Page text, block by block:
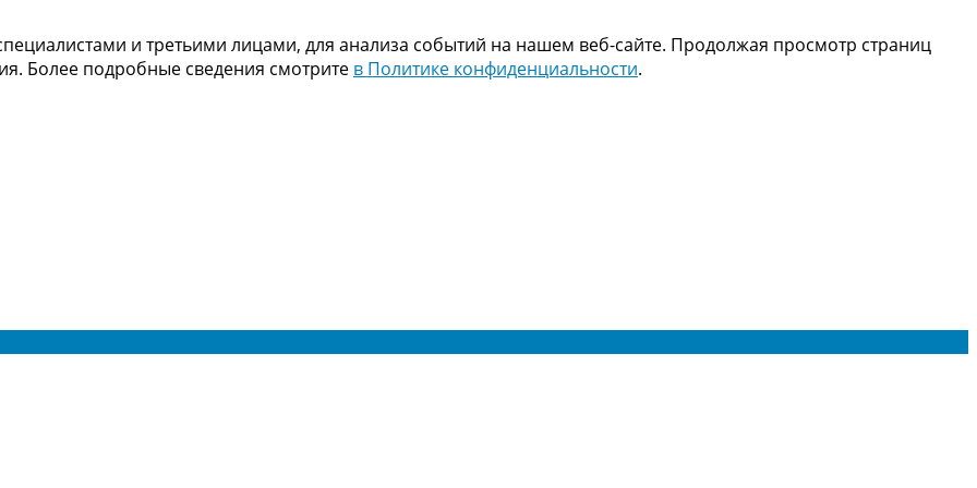
и третьими лицами, для анализа событий на нашем веб-сайте. Продолжая просмотр страниц
Более подробные сведения смотрите в Политике конфиденциальности.